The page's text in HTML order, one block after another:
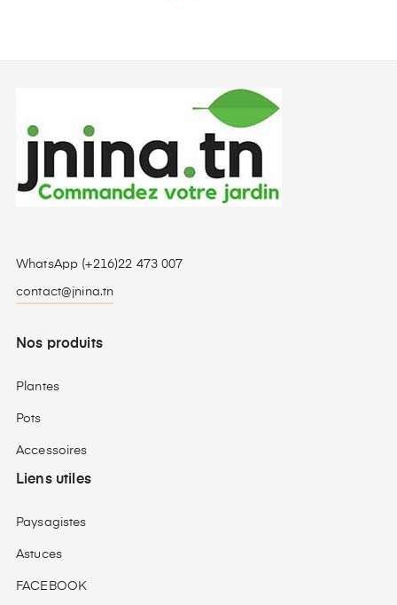
WhatsApp (+216)22 473 007
contact@jnina.tn
Nos produits
Plantes
Pots
Accessoires
Liens utiles
Paysagistes
Astuces
FACEBOOK